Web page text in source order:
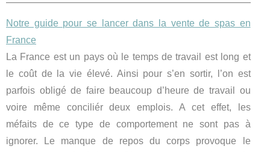
Notre guide pour se lancer dans la vente de spas en
France
La France est un pays où le temps de travail est long et
le coût de la vie élevé. Ainsi pour s’en sortir, l’on est
parfois obligé de faire beaucoup d’heure de travail ou
voire même conciliér deux emplois. A cet effet, les
méfaits de ce type de comportement ne sont pas à
ignorer. Le manque de repos du corps provoque le